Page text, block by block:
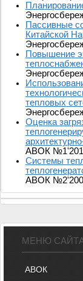
Пассивные
Китайской
Повышение
тепловых
Оценка
АВОК
Системы
АВОК
МЕНЮ
АВОК